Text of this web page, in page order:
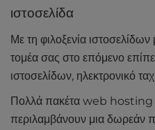
ιστοσελίδα
Με τη φιλοξενία
τομέα σας στο επόμενο
ιστοσελίδων, ηλεκτρονικό
Πολλά πακέτα web
περιλαμβάνουν μια δωρεάν